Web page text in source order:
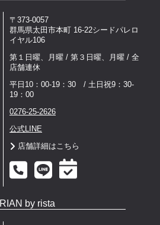
〒373-0057
群馬県太田市本町 16-22シードパレロ
イヤル106
第１日曜、月曜 / 第３日曜、月曜 / 全
店舗連休
平日10：00-19：30 / 土日祝9：30-
19：00
0276-25-2626
公式LINE
店舗詳細はこちら
RIAN by rista